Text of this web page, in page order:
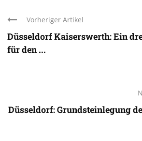
Vorheriger Artikel
Düsseldorf Kaiserswerth: Ein
für den ...
Düsseldorf: Grundsteinlegung